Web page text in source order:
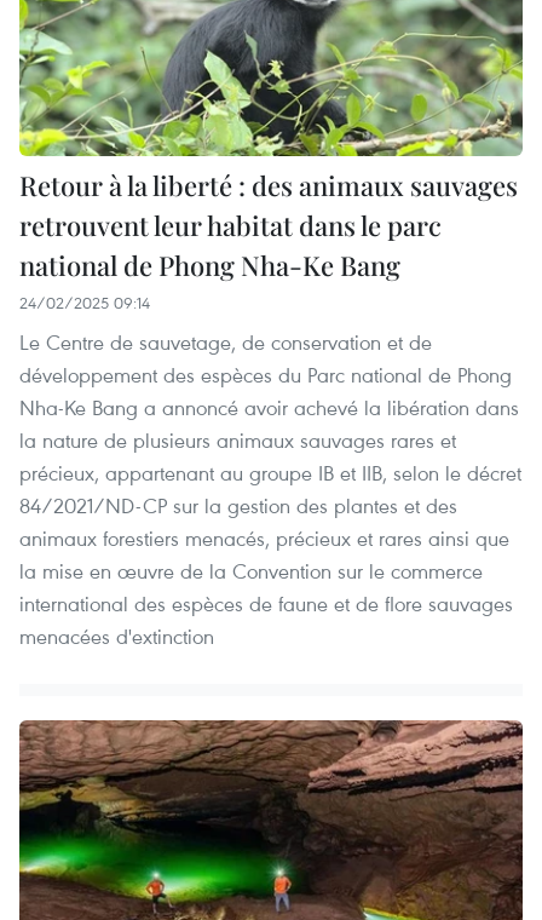
Retour à la liberté : des animaux sauvages
retrouvent leur habitat dans le parc
national de Phong Nha-Ke Bang
24/02/2025 09:14
Le Centre de sauvetage, de conservation et de
développement des espèces du Parc national de Phong
Nha-Ke Bang a annoncé avoir achevé la libération dans
la nature de plusieurs animaux sauvages rares et
précieux, appartenant au groupe IB et IIB, selon le décret
84/2021/ND-CP sur la gestion des plantes et des
animaux forestiers menacés, précieux et rares ainsi que
la mise en œuvre de la Convention sur le commerce
international des espèces de faune et de flore sauvages
menacées d'extinction